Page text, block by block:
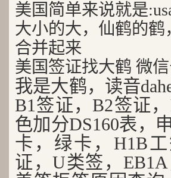
美国简单来说就是
大小的大，仙鹤的鹤
合并起来
美国签证找大鹤 微信
我是大鹤，读音
B1签证，B2签证
色加分DS160表，
卡，绿卡，H1B
证，U类签，